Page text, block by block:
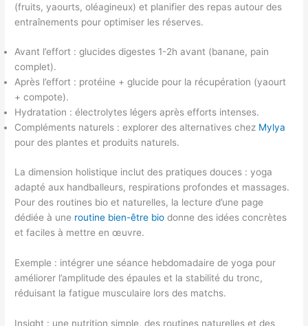
(fruits, yaourts, oléagineux) et planifier des repas autour des
entraînements pour optimiser les réserves.
Avant l’effort : glucides digestes 1-2h avant (banane, pain
complet).
Après l’effort : protéine + glucide pour la récupération (yaourt
+ compote).
Hydratation : électrolytes légers après efforts intenses.
Compléments naturels : explorer des alternatives chez Mylya
pour des plantes et produits naturels.
La dimension holistique inclut des pratiques douces : yoga
adapté aux handballeurs, respirations profondes et massages.
Pour des routines bio et naturelles, la lecture d’une page
dédiée à une routine bien-être bio donne des idées concrètes
et faciles à mettre en œuvre.
Exemple : intégrer une séance hebdomadaire de yoga pour
améliorer l’amplitude des épaules et la stabilité du tronc,
réduisant la fatigue musculaire lors des matchs.
Insight : une nutrition simple, des routines naturelles et des